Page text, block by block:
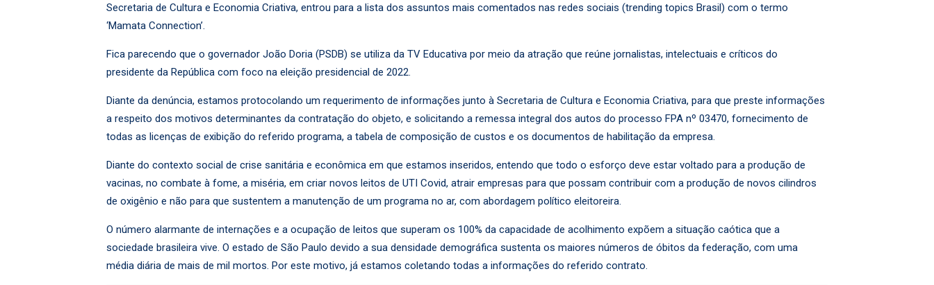
Secretaria de Cultura e Economia Criativa, entrou para a lista dos assuntos mais comentados nas redes sociais (trending topics Brasil) com o termo
‘Mamata Connection’.
Fica parecendo que o governador João Doria (PSDB) se utiliza da TV Educativa por meio da atração que reúne jornalistas, intelectuais e críticos do
presidente da República com foco na eleição presidencial de 2022.
Diante da denúncia, estamos protocolando um requerimento de informações junto à Secretaria de Cultura e Economia Criativa, para que preste informações
a respeito dos motivos determinantes da contratação do objeto, e solicitando a remessa integral dos autos do processo FPA nº 03470, fornecimento de
todas as licenças de exibição do referido programa, a tabela de composição de custos e os documentos de habilitação da empresa.
Diante do contexto social de crise sanitária e econômica em que estamos inseridos, entendo que todo o esforço deve estar voltado para a produção de
vacinas, no combate à fome, a miséria, em criar novos leitos de UTI Covid, atrair empresas para que possam contribuir com a produção de novos cilindros
de oxigênio e não para que sustentem a manutenção de um programa no ar, com abordagem político eleitoreira.
O número alarmante de internações e a ocupação de leitos que superam os 100% da capacidade de acolhimento expõem a situação caótica que a
sociedade brasileira vive. O estado de São Paulo devido a sua densidade demográfica sustenta os maiores números de óbitos da federação, com uma
média diária de mais de mil mortos. Por este motivo, já estamos coletando todas a informações do referido contrato.